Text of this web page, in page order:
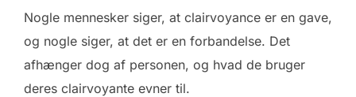
Nogle mennesker siger, at clairvoyance er en gave,
og nogle siger, at det er en forbandelse. Det
afhænger dog af personen, og hvad de bruger
deres clairvoyante evner til.